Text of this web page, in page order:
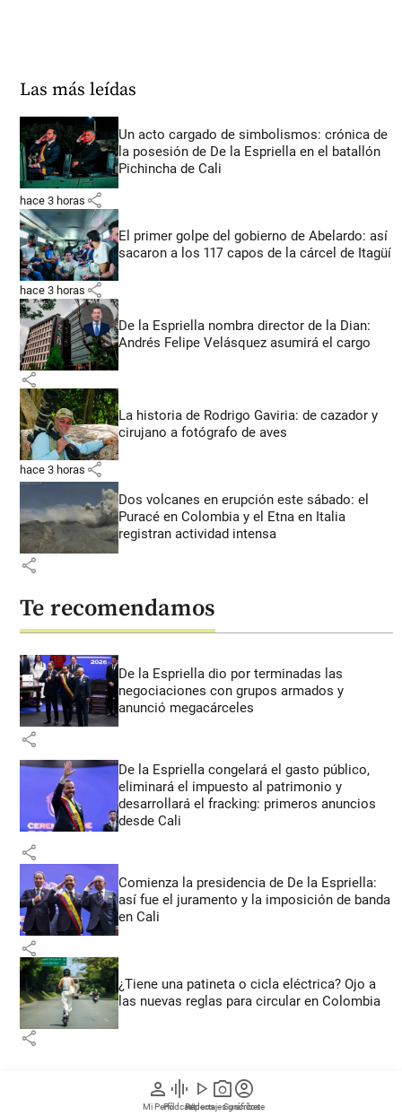
person
Mi Perfil
graphic_eq
Pódcast
play_arrow
Videos
photo_camera
Reportajes gráficos
account_circle
Suscríbete
Las más leídas
Un acto cargado de simbolismos: crónica de
la posesión de De la Espriella en el batallón
Pichincha de Cali
hace 3 horas share
El primer golpe del gobierno de Abelardo: así
sacaron a los 117 capos de la cárcel de Itagüí
hace 3 horas share
De la Espriella nombra director de la Dian:
Andrés Felipe Velásquez asumirá el cargo
share
La historia de Rodrigo Gaviria: de cazador y
cirujano a fotógrafo de aves
hace 3 horas share
Dos volcanes en erupción este sábado: el
Puracé en Colombia y el Etna en Italia
registran actividad intensa
share
Te recomendamos
De la Espriella dio por terminadas las
negociaciones con grupos armados y
anunció megacárceles
share
De la Espriella congelará el gasto público,
eliminará el impuesto al patrimonio y
desarrollará el fracking: primeros anuncios
desde Cali
share
Comienza la presidencia de De la Espriella:
así fue el juramento y la imposición de banda
en Cali
share
¿Tiene una patineta o cicla eléctrica? Ojo a
las nuevas reglas para circular en Colombia
share
Ministerio de la igualdad